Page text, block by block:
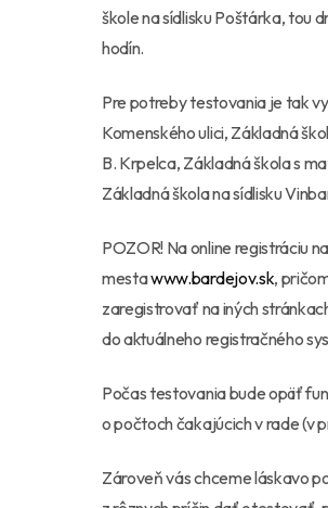
škole na sídlisku Poštárka, tou
hodín.
Pre potreby testovania je tak
Komenského ulici, Základná
B. Krpelca, Základná škola s
Základná škola na sídlisku
POZOR! Na online registráciu
mestawww.bardejov.sk,
zaregistrovať na iných
do aktuálneho registračného
Počas testovania bude opäť
o počtoch čakajúcich v rade (v
Zároveň vás chceme láskavo